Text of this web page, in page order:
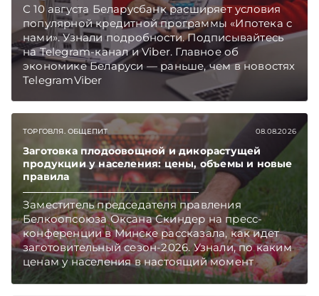
С 10 августа Беларусбанк расширяет условия
популярной кредитной программы «Ипотека с
нами». Узнали подробности. Подписывайтесь
на Telegram‑канал и Viber. Главное об
экономике Беларуси — раньше, чем в новостях
TelegramViber
ТОРГОВЛЯ. ОБЩЕПИТ 08.08.2026
Заготовка плодоовощной и дикорастущей
продукции у населения: цены, объемы и новые
правила
Заместитель председателя правления
Белкоопсоюза Оксана Скиндер на пресс-
конференции в Минске рассказала, как идет
заготовительный сезон-2026. Узнали, по каким
ценам у населения в настоящий момент
закупают продукцию, сколько